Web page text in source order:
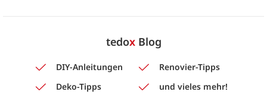
tedoxBlog
DIY-Anleitungen
Renovier-Tipps
Deko-Tipps
und vieles mehr!